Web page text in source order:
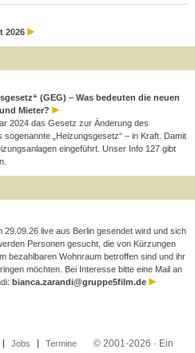
2026
(GEG) – Was bedeuten die neuen
Mieter?
2024 das Gesetz zur Änderung des
„Heizungsgesetz“ – in Kraft. Damit
eingeführt. Unser Info 127 gibt
29.09.26 live aus Berlin gesendet wird und sich
Personen gesucht, die von Kürzungen
bezahlbaren Wohnraum betroffen sind und ihr
möchten. Bei Interesse bitte eine Mail an
bianca.zarandi@gruppe5film.de
Jobs Termine © 2001-2026 · Ein